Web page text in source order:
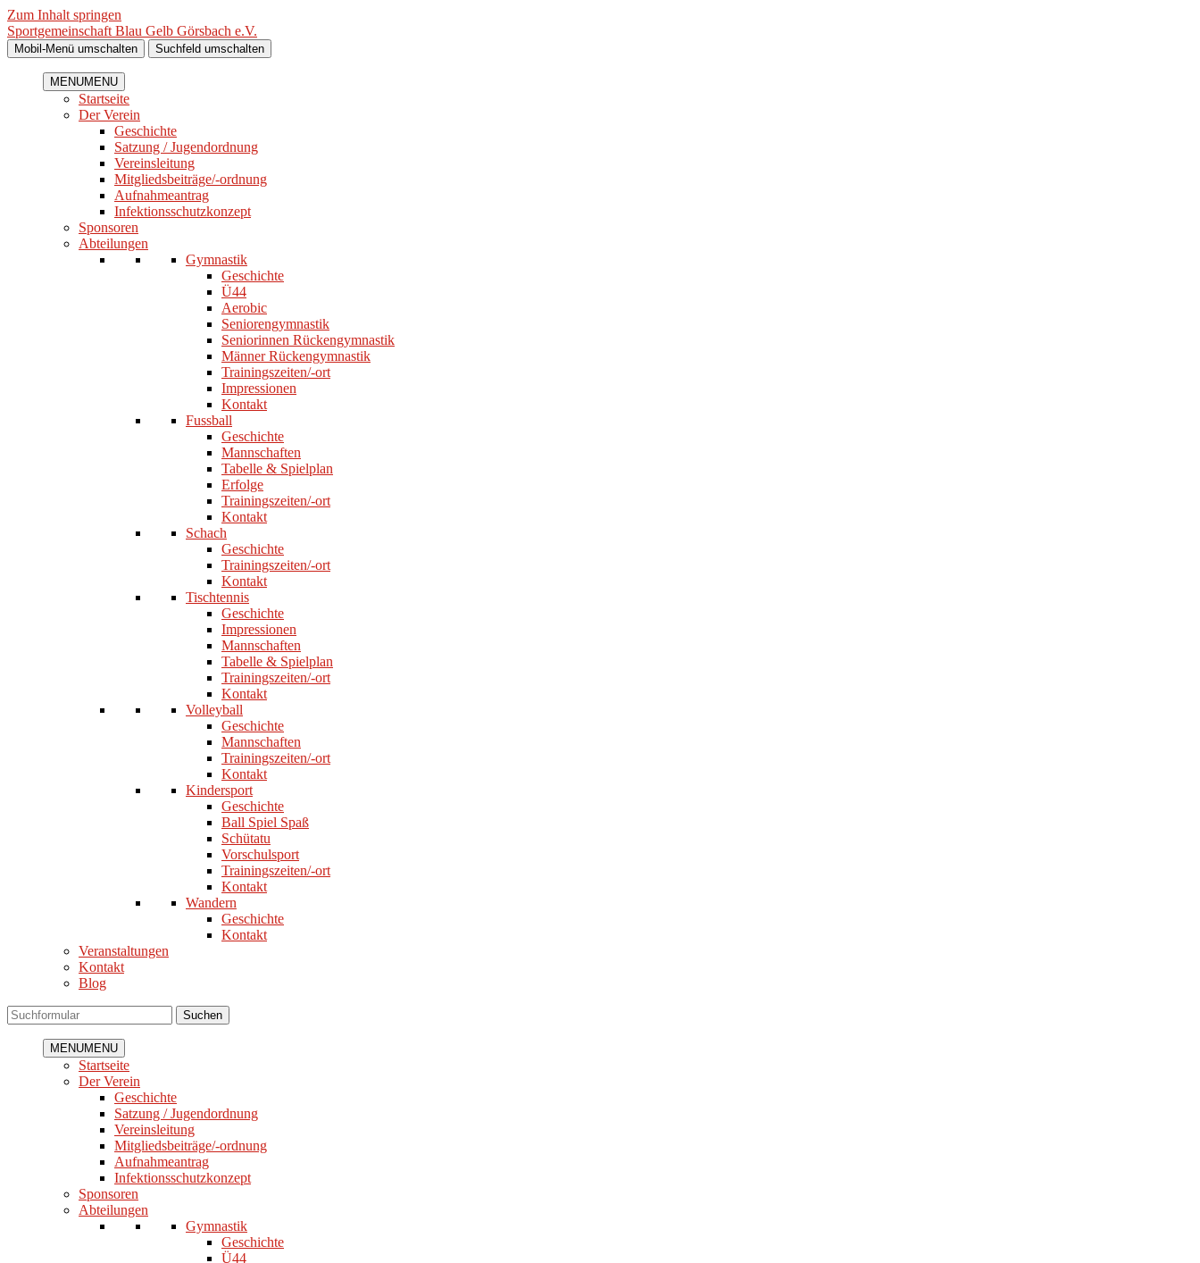
Zum Inhalt springen
Sportgemeinschaft Blau Gelb Görsbach e.V.
Mobil-Menü umschalten Suchfeld umschalten
MENUMENU
Startseite
Der Verein
Geschichte
Satzung / Jugendordnung
Vereinsleitung
Mitgliedsbeiträge/-ordnung
Aufnahmeantrag
Infektionsschutzkonzept
Sponsoren
Abteilungen
Gymnastik
Geschichte
Ü44
Aerobic
Seniorengymnastik
Seniorinnen Rückengymnastik
Männer Rückengymnastik
Trainingszeiten/-ort
Impressionen
Kontakt
Fussball
Geschichte
Mannschaften
Tabelle & Spielplan
Erfolge
Trainingszeiten/-ort
Kontakt
Schach
Geschichte
Trainingszeiten/-ort
Kontakt
Tischtennis
Geschichte
Impressionen
Mannschaften
Tabelle & Spielplan
Trainingszeiten/-ort
Kontakt
Volleyball
Geschichte
Mannschaften
Trainingszeiten/-ort
Kontakt
Kindersport
Geschichte
Ball Spiel Spaß
Schütatu
Vorschulsport
Trainingszeiten/-ort
Kontakt
Wandern
Geschichte
Kontakt
Veranstaltungen
Kontakt
Blog
Suchen
MENUMENU
Startseite
Der Verein
Geschichte
Satzung / Jugendordnung
Vereinsleitung
Mitgliedsbeiträge/-ordnung
Aufnahmeantrag
Infektionsschutzkonzept
Sponsoren
Abteilungen
Gymnastik
Geschichte
Ü44